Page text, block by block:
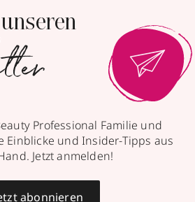
Professional Familie und
Einblicke und Insider-Tipps aus
Jetzt anmelden!
abonnieren